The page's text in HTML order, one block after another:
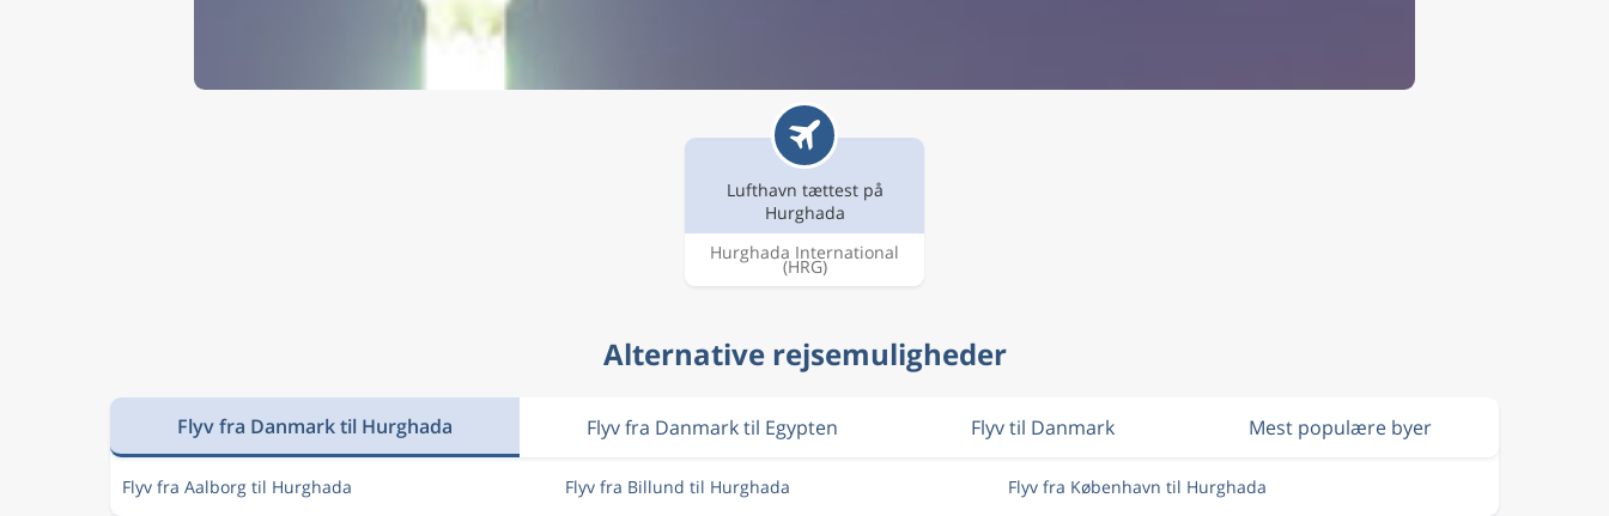
Lufthavn tættest på
Hurghada
Hurghada International
(HRG)
Alternative rejsemuligheder
Flyv fra Danmark til Hurghada Flyv fra Danmark til Egypten Flyv til Danmark Mest populære byer
Flyv fra Aalborg til Hurghada Flyv fra Billund til Hurghada Flyv fra København til Hurghada